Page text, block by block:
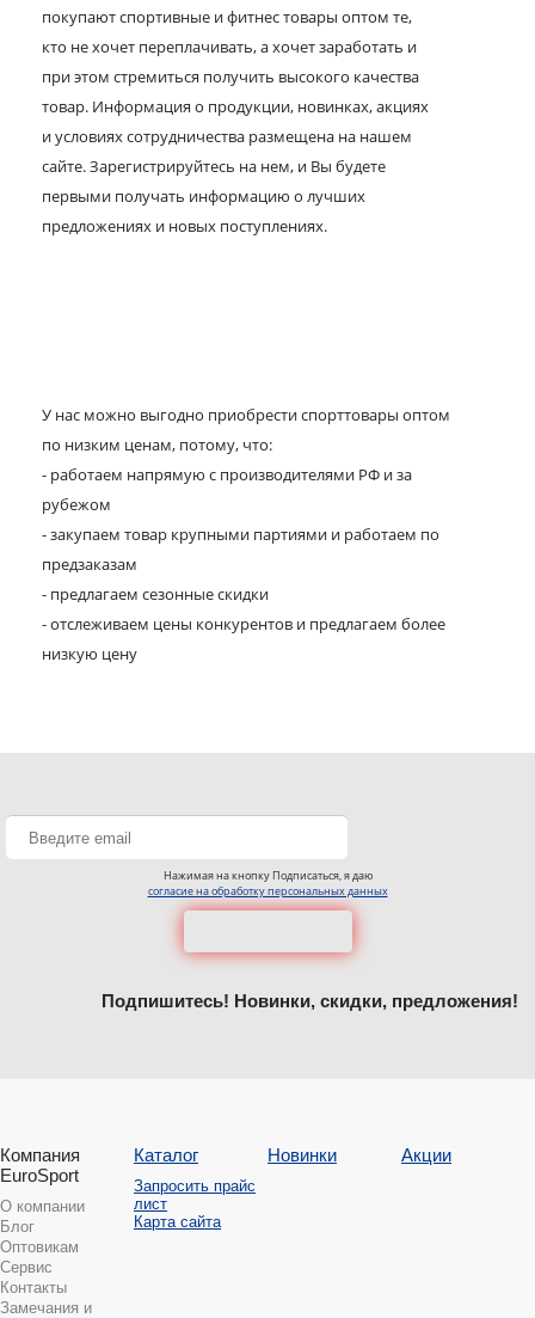
покупают спортивные и фитнес товары оптом те,
кто не хочет переплачивать, а хочет заработать и
при этом стремиться получить высокого качества
товар. Информация о продукции, новинках, акциях
и условиях сотрудничества размещена на нашем
сайте. Зарегистрируйтесь на нем, и Вы будете
первыми получать информацию о лучших
предложениях и новых поступлениях.
У нас можно выгодно приобрести спорттовары оптом
по низким ценам, потому, что:
- работаем напрямую с производителями РФ и за
рубежом
- закупаем товар крупными партиями и работаем по
предзаказам
- предлагаем сезонные скидки
- отслеживаем цены конкурентов и предлагаем более
низкую цену
Нажимая на кнопку Подписаться, я даю
согласие на обработку персональных данных
Подпишитесь! Новинки, скидки, предложения!
Компания
EuroSport
О компании
Блог
Оптовикам
Сервис
Контакты
Замечания и
Каталог
Запросить прайс
лист
Карта сайта
Новинки Акции